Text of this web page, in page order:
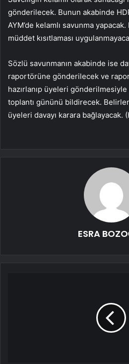
gönderilecek. Bunun akabinde
AYM’de kelamlı savunma
müddet kısıtlaması
Sözlü savunmanın akabinde ise
raportörüne gönderilecek ve
hazırlanıp üyeleri
toplantı gününü bildirecek.
üyeleri davayı karara bağlayacak.
ESRA